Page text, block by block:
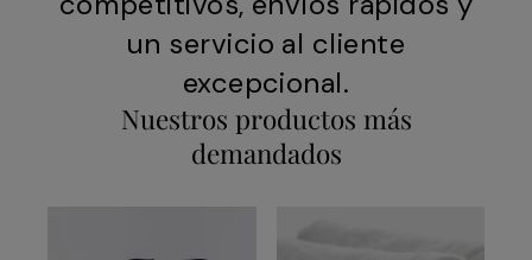
un servicio al cliente
excepcional.
Nuestros productos más
demandados